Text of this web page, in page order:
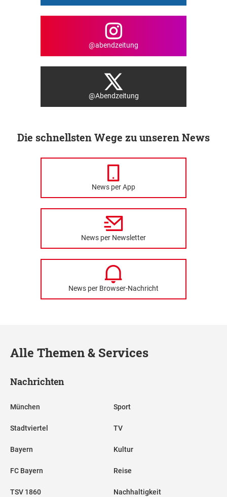
@abendzeitung
@Abendzeitung
Die schnellsten Wege zu unseren News
News per App
News per Newsletter
News per Browser-Nachricht
Alle Themen & Services
Nachrichten
München
Stadtviertel
Bayern
FC Bayern
TSV 1860
Sport
TV
Kultur
Reise
Nachhaltigkeit